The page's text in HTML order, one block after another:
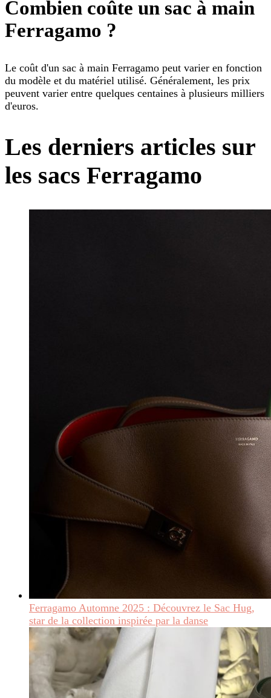
Combien coûte un sac à main
Ferragamo ?
Le coût d'un sac à main Ferragamo peut varier en fonction
du modèle et du matériel utilisé. Généralement, les prix
peuvent varier entre quelques centaines à plusieurs milliers
d'euros.
Les derniers articles sur
les sacs Ferragamo
Ferragamo Automne 2025 : Découvrez le Sac Hug,
star de la collection inspirée par la danse